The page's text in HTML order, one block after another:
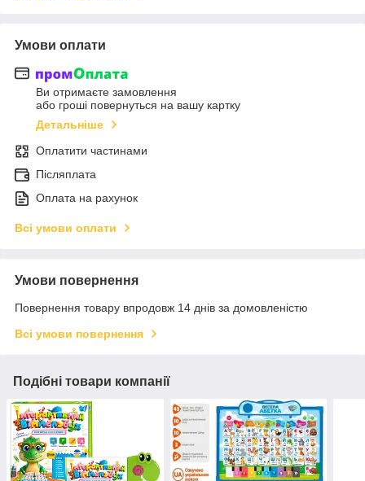
Умови оплати
Ви отримаєте замовлення
або гроші повернуться на вашу картку
Детальніше
Оплатити частинами
Післяплата
Оплата на рахунок
Всі умови оплати
Умови повернення
Повернення товару впродовж 14 днів за домовленістю
Всі умови повернення
Подібні товари компанії